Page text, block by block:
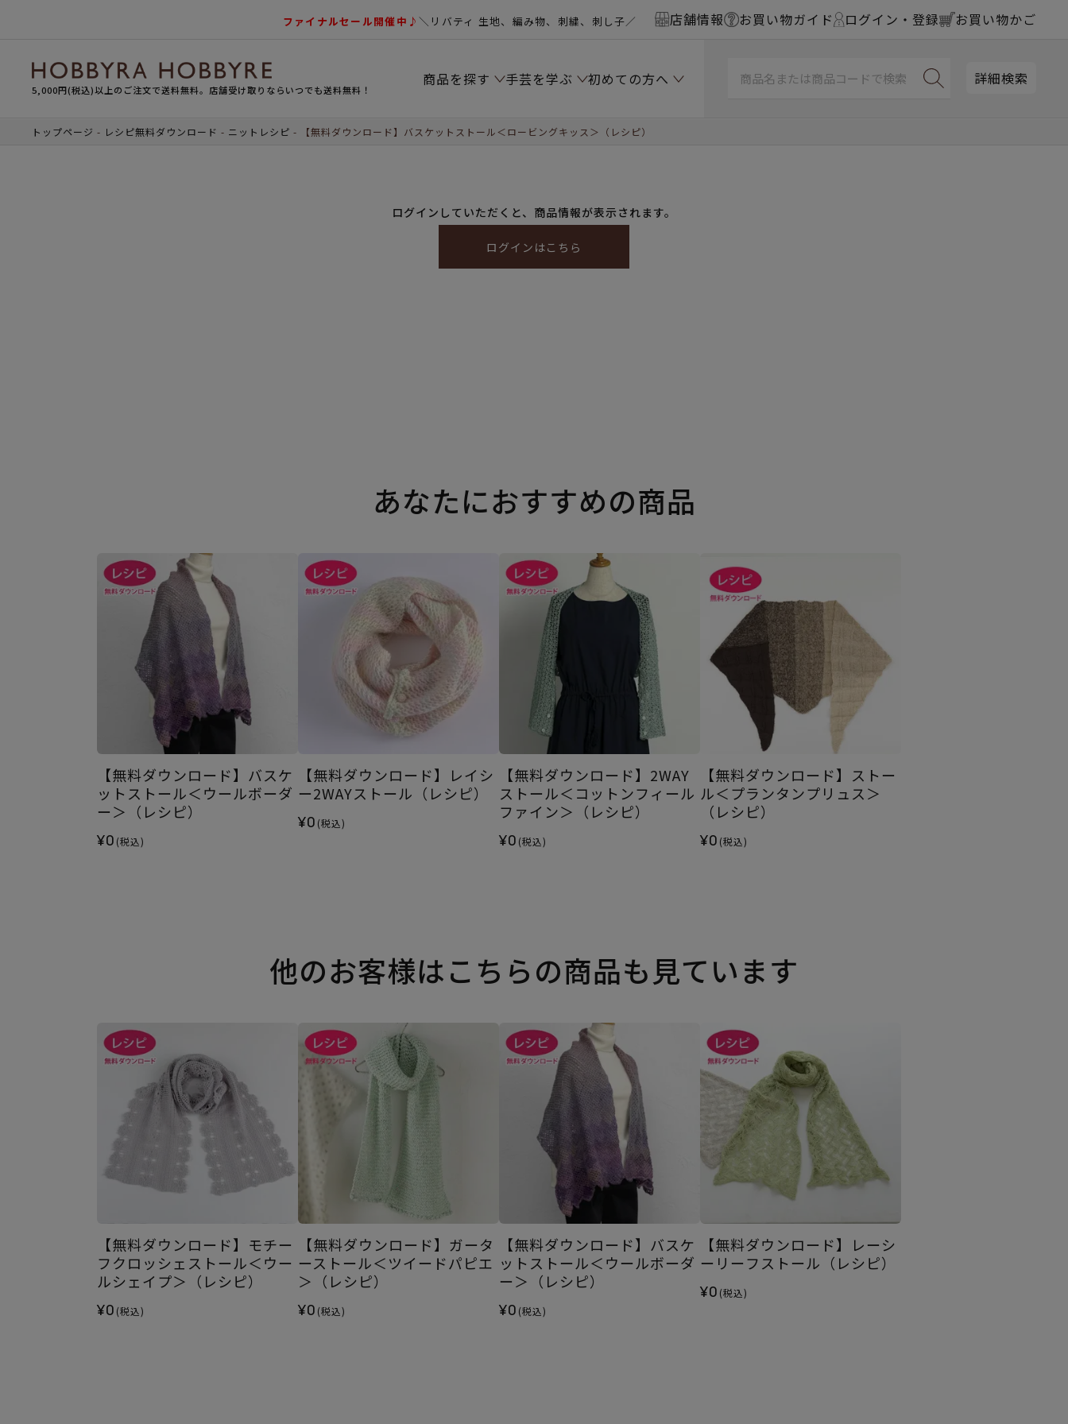
ファイナルセール開催中♪＼リバティ 生地、編み物、刺繍、刺し子／ 店舗情報 お買い物ガイド ログイン・登録 お買い物かご
5,000円(税込)以上のご注文で送料無料。店舗受け取りならいつでも送料無料！
商品を探す 手芸を学ぶ 初めての方へ 詳細検索
トップページ レシピ無料ダウンロード ニットレシピ 【無料ダウンロード】バスケットストール＜ロービングキッス＞（レシピ）
ログインしていただくと、商品情報が表示されます。
ログインはこちら
あなたにおすすめの商品
【無料ダウンロード】バスケ
ットストール＜ウールボーダ
ー＞（レシピ）
¥0 (税込)
【無料ダウンロード】レイシ
ー2WAYストール（レシピ）
¥0 (税込)
【無料ダウンロード】2WAY
ストール＜コットンフィール
ファイン＞（レシピ）
¥0 (税込)
【無料ダウンロード】ストー
ル＜プランタンプリュス＞
（レシピ）
¥0 (税込)
他のお客様はこちらの商品も見ています
【無料ダウンロード】モチー
フクロッシェストール＜ウー
ルシェイプ＞（レシピ）
¥0 (税込)
【無料ダウンロード】ガータ
ーストール＜ツイードパピエ
＞（レシピ）
¥0 (税込)
【無料ダウンロード】バスケ
ットストール＜ウールボーダ
ー＞（レシピ）
¥0 (税込)
【無料ダウンロード】レーシ
ーリーフストール（レシピ）
¥0 (税込)